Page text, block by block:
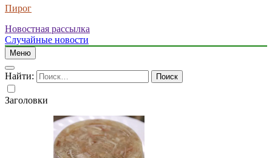
Пирог
Новостная рассылка
Случайные новости
Меню
Найти:
Заголовки